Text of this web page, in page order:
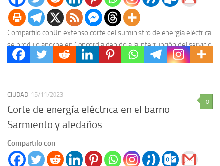
Compartilo conUn extenso corte del suministro de energía eléctrica
se produjo anoche en Concordia debido a la interrupción del servicio
de energía desde el complejo...
0
CIUDAD 15/11/2023
Corte de energía eléctrica en el barrio
Sarmiento y aledaños
Compartilo con